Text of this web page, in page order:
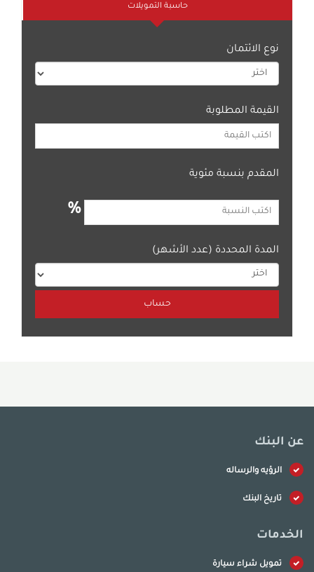
حاسبة التمويلات
نوع الائتمان
القيمة المطلوبة
المقدم بنسبة مئوية
%
المدة المحددة (عدد الأشهر)
عن البنك
الرؤيه والرساله
تاريخ البنك
الخدمات
تمويل شراء سيارة